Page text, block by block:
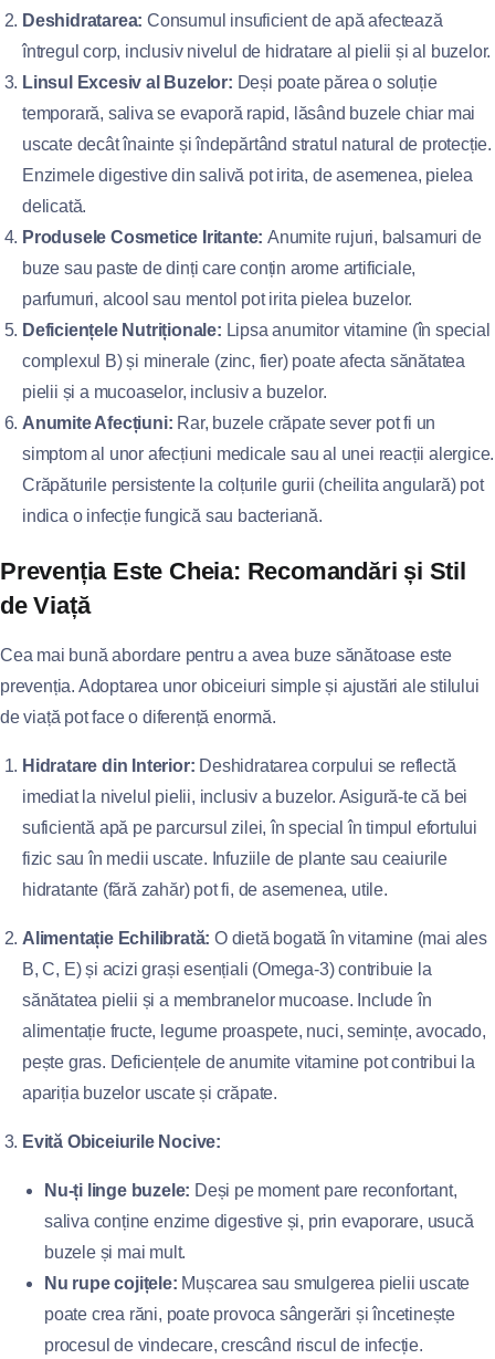
Deshidratarea: Consumul insuficient de apă afectează
întregul corp, inclusiv nivelul de hidratare al pielii și al buzelor.
Linsul Excesiv al Buzelor: Deși poate părea o soluție
temporară, saliva se evaporă rapid, lăsând buzele chiar mai
uscate decât înainte și îndepărtând stratul natural de protecție.
Enzimele digestive din salivă pot irita, de asemenea, pielea
delicată.
Produsele Cosmetice Iritante: Anumite rujuri, balsamuri de
buze sau paste de dinți care conțin arome artificiale,
parfumuri, alcool sau mentol pot irita pielea buzelor.
Deficiențele Nutriționale: Lipsa anumitor vitamine (în special
complexul B) și minerale (zinc, fier) poate afecta sănătatea
pielii și a mucoaselor, inclusiv a buzelor.
Anumite Afecțiuni: Rar, buzele crăpate sever pot fi un
simptom al unor afecțiuni medicale sau al unei reacții alergice.
Crăpăturile persistente la colțurile gurii (cheilita angulară) pot
indica o infecție fungică sau bacteriană.
Prevenția Este Cheia: Recomandări și Stil
de Viață
Cea mai bună abordare pentru a avea buze sănătoase este
prevenția. Adoptarea unor obiceiuri simple și ajustări ale stilului
de viață pot face o diferență enormă.
Hidratare din Interior: Deshidratarea corpului se reflectă
imediat la nivelul pielii, inclusiv a buzelor. Asigură-te că bei
suficientă apă pe parcursul zilei, în special în timpul efortului
fizic sau în medii uscate. Infuziile de plante sau ceaiurile
hidratante (fără zahăr) pot fi, de asemenea, utile.
Alimentație Echilibrată: O dietă bogată în vitamine (mai ales
B, C, E) și acizi grași esențiali (Omega-3) contribuie la
sănătatea pielii și a membranelor mucoase. Include în
alimentație fructe, legume proaspete, nuci, semințe, avocado,
pește gras. Deficiențele de anumite vitamine pot contribui la
apariția buzelor uscate și crăpate.
Evită Obiceiurile Nocive:
Nu-ți linge buzele: Deși pe moment pare reconfortant,
saliva conține enzime digestive și, prin evaporare, usucă
buzele și mai mult.
Nu rupe cojițele: Mușcarea sau smulgerea pielii uscate
poate crea răni, poate provoca sângerări și încetinește
procesul de vindecare, crescând riscul de infecție.